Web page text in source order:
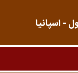
- اسپانیا